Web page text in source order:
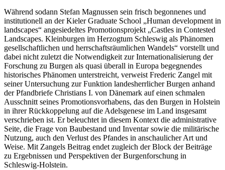
Während sodann Stefan Magnussen sein frisch begonnenes und
institutionell an der Kieler Graduate School „Human development in
landscapes“ angesiedeltes Promotionsprojekt „Castles in Contested
Landscapes. Kleinburgen im Herzogtum Schleswig als Phänomen
gesellschaftlichen und herrschaftsräumlichen Wandels“ vorstellt und
dabei nicht zuletzt die Notwendigkeit zur Internationalisierung der
Forschung zu Burgen als quasi überall in Europa begegnendes
historisches Phänomen unterstreicht, verweist Frederic Zangel mit
seiner Untersuchung zur Funktion landesherrlicher Burgen anhand
der Pfandbriefe Christians I. von Dänemark auf einen schmalen
Ausschnitt seines Promotionsvorhabens, das den Burgen in Holstein
in ihrer Rückkoppelung auf die Adelsgenese im Land insgesamt
verschrieben ist. Er beleuchtet in diesem Kontext die administrative
Seite, die Frage von Baubestand und Inventar sowie die militärische
Nutzung, auch den Verlust des Pfandes in anschaulicher Art und
Weise. Mit Zangels Beitrag endet zugleich der Block der Beiträge
zu Ergebnissen und Perspektiven der Burgenforschung in
Schleswig-Holstein.